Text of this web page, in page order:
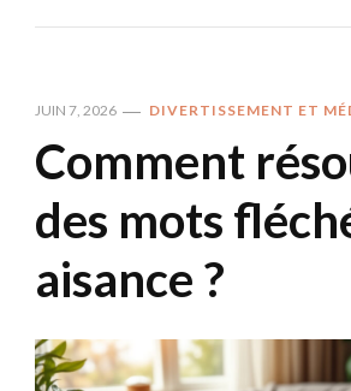
JUIN 7, 2026 DIVERTISSEMENT ET
Comment
des mots
aisance ?